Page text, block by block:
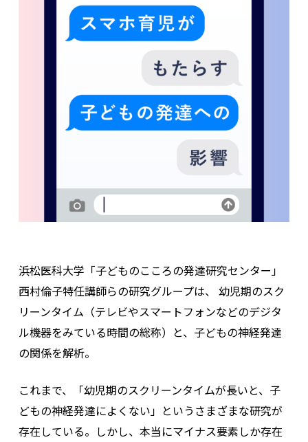
浜松医科大学「子どものこころの発達研究センター」
西村倫子特任講師らの研究グループは、 幼児期のスク
リーンタイム（テレビやスマートフォンなどのデジタ
ル機器をみている時間の総称）と、子どもの神経発達
の関係を解析。
これまで、「幼児期のスクリーンタイムが長いと、子
どもの神経発達によくない」というさまざまな研究が
存在している。しかし、本当にマイナス要素しか存在